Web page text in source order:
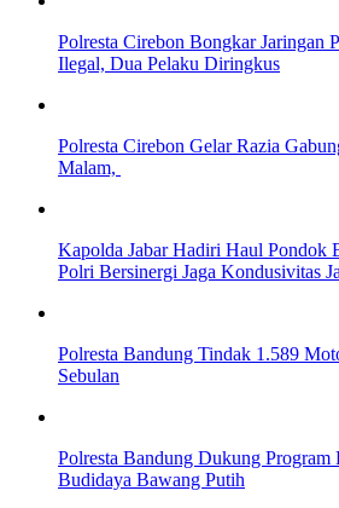
Polresta Cirebon Bongkar Jaringan
Ilegal, Dua Pelaku Diringkus
Polresta Cirebon Gelar Razia
Malam,
Kapolda Jabar Hadiri Haul Pondok
Polri Bersinergi Jaga Kondusivitas
Polresta Bandung Tindak 1.589
Sebulan
Polresta Bandung Dukung Program
Budidaya Bawang Putih